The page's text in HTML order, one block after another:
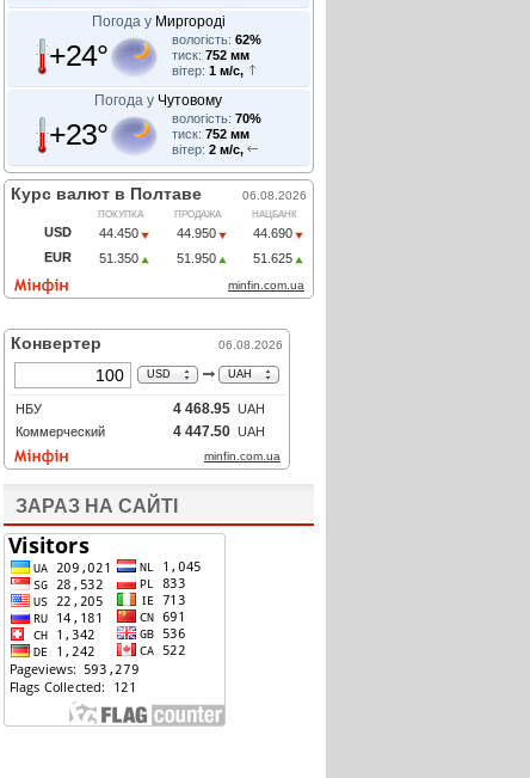
Погода у Миргороді
+24° вологість: 62%
тиск: 752 мм
вітер: 1 м/с,
Погода у Чутовому
+23° вологість: 70%
тиск: 752 мм
вітер: 2 м/с,
ЗАРАЗ НА САЙТІ